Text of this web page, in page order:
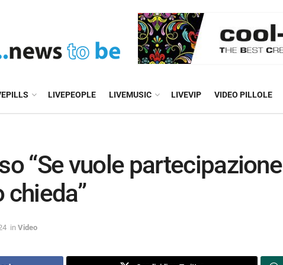
LIVEPEOPLE LIVEMUSIC LIVEVIP VIDEO PILLOLE
“Se vuole partecipazione
chieda”
in Video